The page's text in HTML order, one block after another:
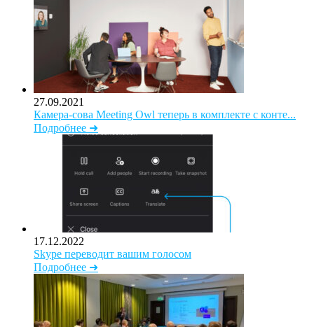
27.09.2021
Камера-сова Meeting Owl теперь в комплекте с конте...
Подробнее ➜
17.12.2022
Skype переводит вашим голосом
Подробнее ➜